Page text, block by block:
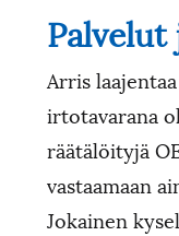
Arris
irtotavarana
räätälöityjä
vastaamaan
Jokainen